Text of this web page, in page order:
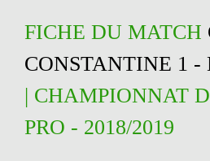
FICHE DU MATCH
CONSTANTINE 1 -
| CHAMPIONNAT
PRO - 2018/2019